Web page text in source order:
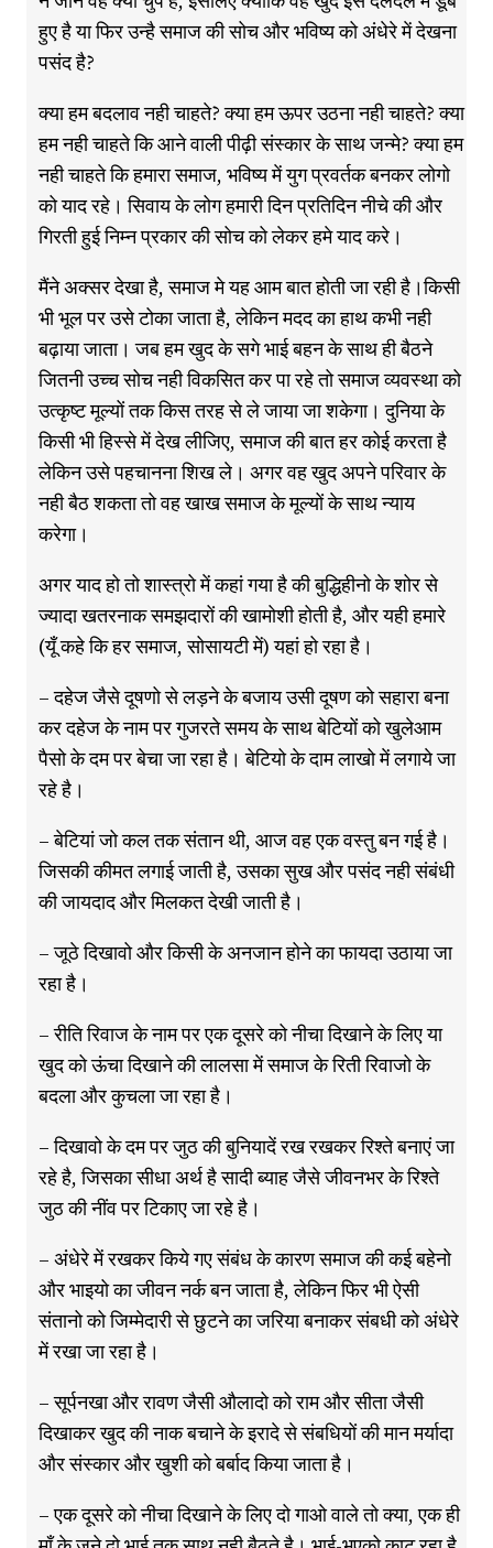
हुए है या फिर उन्है समाज की सोच और भविष्य को अंधेरे में देखना
पसंद है?
क्या हम बदलाव नही चाहते? क्या हम ऊपर उठना नही चाहते? क्या
हम नही चाहते कि आने वाली पीढ़ी संस्कार के साथ जन्मे? क्या हम
नही चाहते कि हमारा समाज, भविष्य में युग प्रवर्तक बनकर लोगो
को याद रहे। सिवाय के लोग हमारी दिन प्रतिदिन नीचे की और
गिरती हुई निम्न प्रकार की सोच को लेकर हमे याद करे।
मैंने अक्सर देखा है, समाज मे यह आम बात होती जा रही है।किसी
भी भूल पर उसे टोका जाता है, लेकिन मदद का हाथ कभी नही
बढ़ाया जाता। जब हम खुद के सगे भाई बहन के साथ ही बैठने
जितनी उच्च सोच नही विकसित कर पा रहे तो समाज व्यवस्था को
उत्कृष्ट मूल्यों तक किस तरह से ले जाया जा शकेगा। दुनिया के
किसी भी हिस्से में देख लीजिए, समाज की बात हर कोई करता है
लेकिन उसे पहचानना शिख ले। अगर वह खुद अपने परिवार के
नही बैठ शकता तो वह खाख समाज के मूल्यों के साथ न्याय
करेगा।
अगर याद हो तो शास्त्रो में कहां गया है की बुद्धिहीनो के शोर से
ज्यादा खतरनाक समझदारों की खामोशी होती है, और यही हमारे
(यूँ कहे कि हर समाज, सोसायटी में) यहां हो रहा है।
– दहेज जैसे दूषणो से लड़ने के बजाय उसी दूषण को सहारा बना
कर दहेज के नाम पर गुजरते समय के साथ बेटियों को खुलेआम
पैसो के दम पर बेचा जा रहा है। बेटियो के दाम लाखो में लगाये जा
रहे है।
– बेटियां जो कल तक संतान थी, आज वह एक वस्तु बन गई है।
जिसकी कीमत लगाई जाती है, उसका सुख और पसंद नही संबंधी
की जायदाद और मिलकत देखी जाती है।
– जूठे दिखावो और किसी के अनजान होने का फायदा उठाया जा
रहा है।
– रीति रिवाज के नाम पर एक दूसरे को नीचा दिखाने के लिए या
खुद को ऊंचा दिखाने की लालसा में समाज के रिती रिवाजो के
बदला और कुचला जा रहा है।
– दिखावो के दम पर जुठ की बुनियादें रख रखकर रिश्ते बनाएं जा
रहे है, जिसका सीधा अर्थ है सादी ब्याह जैसे जीवनभर के रिश्ते
जुठ की नींव पर टिकाए जा रहे है।
– अंधेरे में रखकर किये गए संबंध के कारण समाज की कई बहेनो
और भाइयो का जीवन नर्क बन जाता है, लेकिन फिर भी ऐसी
संतानो को जिम्मेदारी से छुटने का जरिया बनाकर संबधी को अंधेरे
में रखा जा रहा है।
– सूर्पनखा और रावण जैसी औलादो को राम और सीता जैसी
दिखाकर खुद की नाक बचाने के इरादे से संबधियों की मान मर्यादा
और संस्कार और खुशी को बर्बाद किया जाता है।
– एक दूसरे को नीचा दिखाने के लिए दो गाओ वाले तो क्या, एक ही